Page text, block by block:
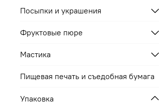
Посыпки и украшения
Фруктовые пюре
Мастика
Пищевая печать и съедобная бумага
Упаковка